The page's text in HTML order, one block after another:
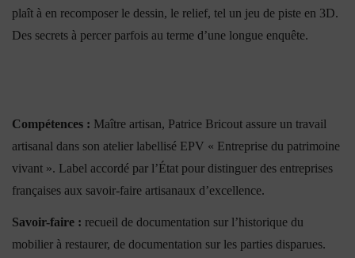
plaît à en recomposer le dessin, le relief, tel un jeu de piste en 3D.
Des secrets à percer parfois au terme d’une longue enquête.
Compétences : Maître artisan, Patrice Bricout assure un travail
artisanal dans son atelier labellisé EPV « Entreprise du patrimoine
vivant ». Label accordé par l’État pour distinguer des entreprises
françaises aux savoir-faire artisanaux d’excellence.
Savoir-faire : recueil de documentation sur l’historique du
mobilier à restaurer, de documentation sur les parties disparues.